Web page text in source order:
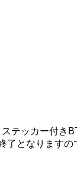
テッカー付き
了となります